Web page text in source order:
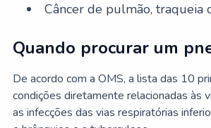
Câncer de pulmão, traqueia
Quando procurar um
De acordo com a OMS, a lista das 10
condições diretamente relacionadas às
as infecções das vias respiratórias